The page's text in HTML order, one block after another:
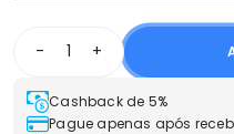
- +
Cashback de 5%
Pague apenas após